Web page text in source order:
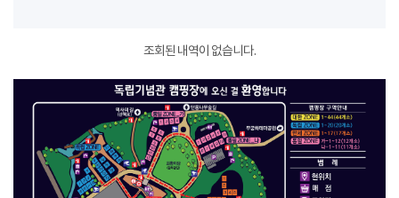
조회된 내역이 없습니다.